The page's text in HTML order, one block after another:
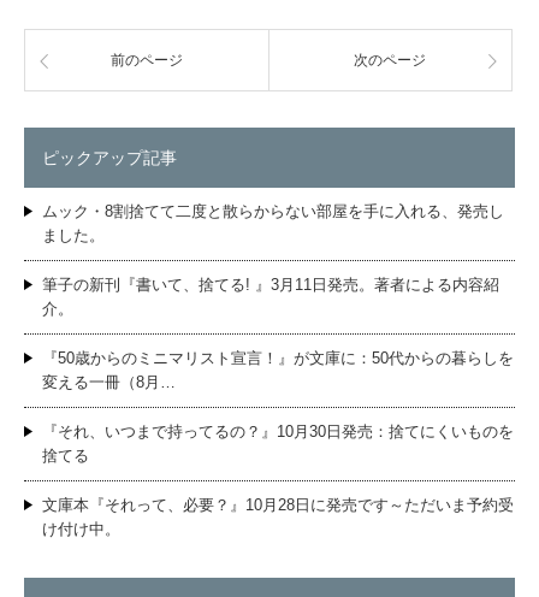
前のページ 次のページ
ピックアップ記事
ムック・8割捨てて二度と散らからない部屋を手に入れる、発売し
ました。
筆子の新刊『書いて、捨てる! 』3月11日発売。著者による内容紹
介。
『50歳からのミニマリスト宣言！』が文庫に：50代からの暮らしを
変える一冊（8月…
『それ、いつまで持ってるの？』10月30日発売：捨てにくいものを
捨てる
文庫本『それって、必要？』10月28日に発売です～ただいま予約受
け付け中。